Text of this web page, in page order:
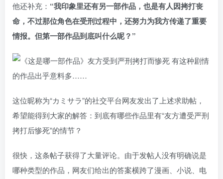
他还补充： “我印象里还有另一部作品，也是有人因拷打丧
命，不过那位角色在受刑过程中，还努力为我方传递了重要
情报。但第一部作品到底叫什么呢？”
这位昵称为“カミサラ”的社交平台网友发出了上述求助帖，
希望能得到大家的解答：到底有哪些作品里有“友方遭受严刑
拷打后惨死”的情节？
很快，这条帖子获得了大量评论。由于发帖人没有明确说是
哪种类型的作品，网友们给出的答案横跨了漫画、小说、电